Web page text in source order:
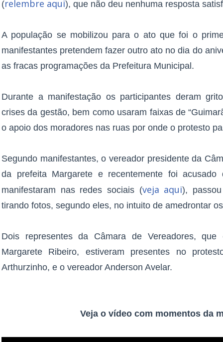
(relembre aqui), que não deu nenhuma resposta
A população se mobilizou para o ato que foi o
manifestantes pretendem fazer outro ato no dia do
as fracas programações da Prefeitura Municipal.
Durante a manifestação os participantes deram
crises da gestão, bem como usaram faixas de
o apoio dos moradores nas ruas por onde o protesto
Segundo manifestantes, o vereador presidente da
da prefeita Margarete e recentemente foi
manifestaram nas redes sociais (veja aqui),
tirando fotos, segundo eles, no intuito de amedrontar
Dois representes da Câmara de Vereadores,
Margarete Ribeiro, estiveram presentes no
Arthurzinho, e o vereador Anderson Avelar.
Veja o vídeo com momentos da